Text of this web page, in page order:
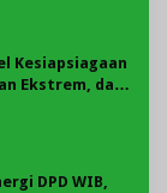
Kesiapsiagaan
Ekstrem, dan
DPD WIB,